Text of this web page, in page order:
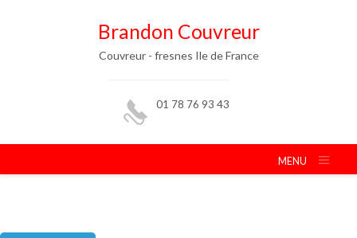
Brandon Couvreur
Couvreur - fresnes Ile de France
01 78 76 93 43
MENU